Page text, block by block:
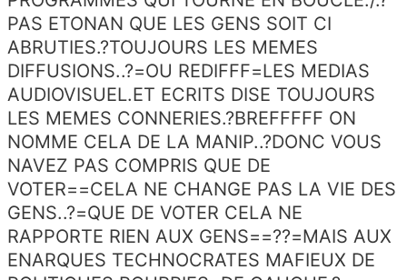
PAS ETONAN QUE LES GENS SOIT CI
ABRUTIES.?TOUJOURS LES MEMES
DIFFUSIONS..?=OU REDIFFF=LES MEDIAS
AUDIOVISUEL.ET ECRITS DISE TOUJOURS
LES MEMES CONNERIES.?BREFFFFF ON
NOMME CELA DE LA MANIP..?DONC VOUS
NAVEZ PAS COMPRIS QUE DE
VOTER==CELA NE CHANGE PAS LA VIE DES
GENS..?=QUE DE VOTER CELA NE
RAPPORTE RIEN AUX GENS==??=MAIS AUX
ENARQUES TECHNOCRATES MAFIEUX DE